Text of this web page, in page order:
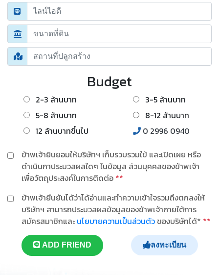
Budget
2-3 ล้านบาท
3-5 ล้านบาท
5-8 ล้านบาท
8-12 ล้านบาท
12 ล้านบาทขึ้นไป
0 2996 0940
ข้าพเจ้ายินยอมให้บริษัทฯ เก็บรวบรวมใข้ และเปิดเผย หรือ
ดำเนินกาประมวลผลใดๆ ในข้อมูล ส่วนบุคคลของข้าพเจ้า
เพื่อวัตถุประสงค์ในการติดต่อ **
ข้าพเจ้ายืนยันได้ว่าได้อ่านและทำความเข้าใจรวมถึงตกลงให้
บริษัทฯ สามารถประมวลผลข้อมูลของข้าพเจ้าภายใต้การ
สมัครสมาชิกและ นโยบายความเป็นส่วนตัว ของบริษัทได้* **
ADD FRIEND ลงทะเบียน